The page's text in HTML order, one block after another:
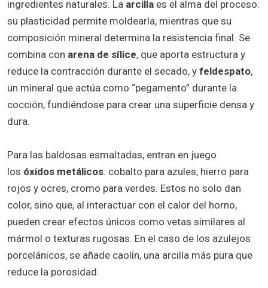
ingredientes naturales. La arcilla es el alma del proceso:
su plasticidad permite moldearla, mientras que su
composición mineral determina la resistencia final. Se
combina con arena de sílice, que aporta estructura y
reduce la contracción durante el secado, y feldespato,
un mineral que actúa como “pegamento” durante la
cocción, fundiéndose para crear una superficie densa y
dura.
Para las baldosas esmaltadas, entran en juego
los óxidos metálicos: cobalto para azules, hierro para
rojos y ocres, cromo para verdes. Estos no solo dan
color, sino que, al interactuar con el calor del horno,
pueden crear efectos únicos como vetas similares al
mármol o texturas rugosas. En el caso de los azulejos
porcelánicos, se añade caolín, una arcilla más pura que
reduce la porosidad.